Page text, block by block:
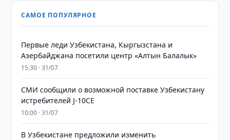
САМОЕ ПОПУЛЯРНОЕ
Первые леди Узбекистана, Кыргызстана и
Азербайджана посетили центр «Алтын Балалык»
15:30 · 31/07
СМИ сообщили о возможной поставке Узбекистану
истребителей J-10CE
10:00 · 31/07
В Узбекистане предложили изменить